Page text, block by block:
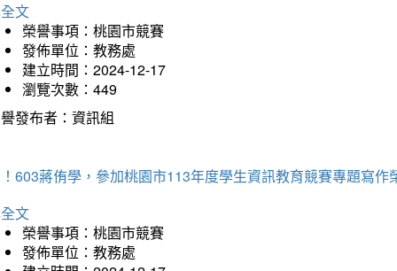
文
榮譽事項：桃園市競賽
發佈單位：教務處
建立時間：2024-12-17
瀏覽次數：449
發布者：資訊組
603蔣侑學，參加桃園市113年度學生資訊教育競賽專題寫作
文
榮譽事項：桃園市競賽
發佈單位：教務處